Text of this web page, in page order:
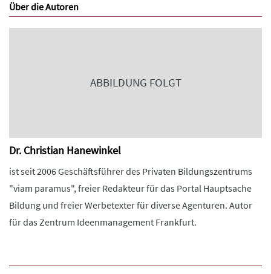
Über die Autoren
ABBILDUNG FOLGT
Dr. Christian Hanewinkel
ist seit 2006 Geschäftsführer des Privaten Bildungszentrums
"viam paramus", freier Redakteur für das Portal Hauptsache
Bildung und freier Werbetexter für diverse Agenturen. Autor
für das Zentrum Ideenmanagement Frankfurt.